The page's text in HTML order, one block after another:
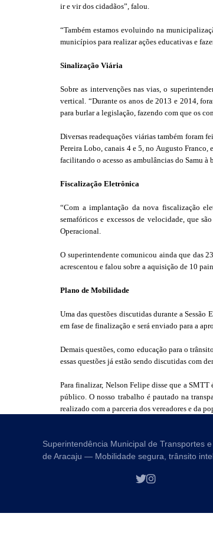
ir e vir dos cidadãos”, falou.
“Também estamos evoluindo na
municípios para realizar ações educativas e
Sinalização Viária
Sobre as intervenções nas vias, o
vertical. “Durante os anos de 2013 e 2014,
para burlar a legislação, fazendo com que os
Diversas readequações viárias também foram
Pereira Lobo, canais 4 e 5, no Augusto
facilitando o acesso as ambulâncias do Samu à
Fiscalização Eletrônica
“Com a implantação da nova fiscalização
semafóricos e excessos de velocidade, que
Operacional.
O superintendente comunicou ainda que das
acrescentou e falou sobre a aquisição de 10
Plano de Mobilidade
Uma das questões discutidas durante a
em fase de finalização e será enviado para a
Demais questões, como educação para o
essas questões já estão sendo discutidas com
Para finalizar, Nelson Felipe disse que a SMTT
público. O nosso trabalho é pautado na
realizado com a parceria dos vereadores e da
Superintendência Municipal de Transportes
de Aracaju — Mobilidade segura, trânsito